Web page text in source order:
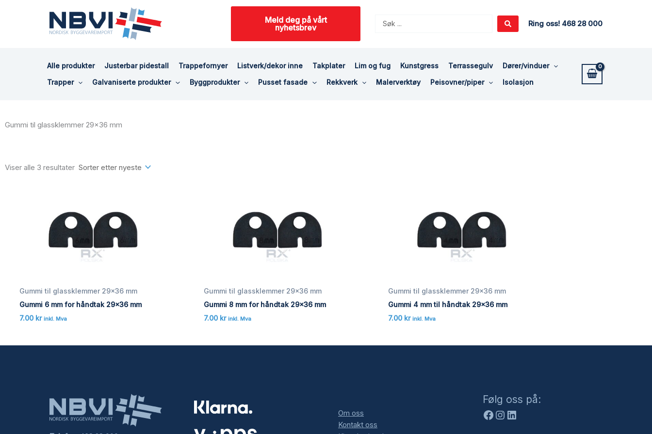
Meld deg på vårt
nyhetsbrev
Search
Ring oss! 468 28 000
Alle produkter Justerbar pidestall Trappefornyer Listverk/dekor inne Takplater Lim og fug Kunstgress Terrassegulv
Dører/vinduer
Trapper
Galvaniserte produkter Byggprodukter Pusset fasade Rekkverk Malerverktøy Peisovner/piper Isolasjon
Gummi til glassklemmer 29x36 mm
Viser alle 3 resultater
Gummi til glassklemmer 29x36 mm
Gummi 6 mm for håndtak 29×36 mm
7.00 kr inkl. Mva
Gummi til glassklemmer 29x36 mm
Gummi 8 mm for håndtak 29×36 mm
7.00 kr inkl. Mva
Gummi til glassklemmer 29x36 mm
Gummi 4 mm til håndtak 29×36 mm
7.00 kr inkl. Mva
Om oss
Kontakt oss
Følg oss på:
Facebook
Instagram
LinkedIn